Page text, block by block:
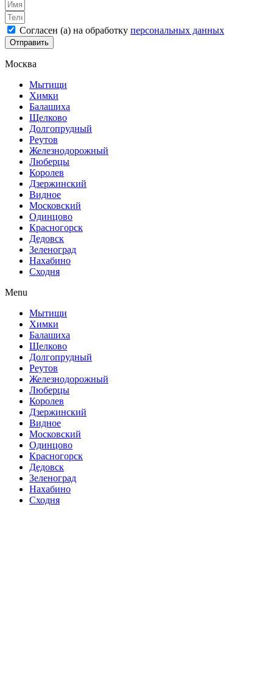
Согласен (а) на обработку персональных данных
Отправить
Москва
Мытищи
Химки
Балашиха
Щелково
Долгопрудный
Реутов
Железнодорожный
Люберцы
Королев
Дзержинский
Видное
Московский
Одинцово
Красногорск
Дедовск
Зеленоград
Нахабино
Сходня
Menu
Мытищи
Химки
Балашиха
Щелково
Долгопрудный
Реутов
Железнодорожный
Люберцы
Королев
Дзержинский
Видное
Московский
Одинцово
Красногорск
Дедовск
Зеленоград
Нахабино
Сходня